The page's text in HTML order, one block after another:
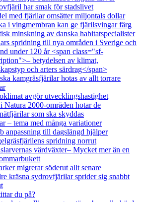
har smak för stadslivet
med fjärilar omsätter miljontals dollar
i vingmembran kan ge fjärilsvingar färg
minskning av danska habitatspecialister
spridning till nya områden i Sverige och
under 120 år <span class="sf-
betydelsen av klimat,
och arters särdrag</span>
kamgräsfjärilar hotas av allt torrare
avgör utvecklingshastighet
Natura 2000-områden hotar de
som ska skyddas
– tema med många variationer
anpassning till dagslängd hjälper
spridning norrut
värdväxter– Mycket mer än en
migrerar söderut allt senare
kräsna sydrovfjärilar sprider sig snabbt
du på?